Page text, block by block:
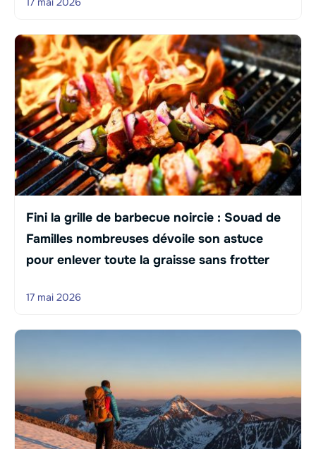
Fini la grille de barbecue noircie : Souad de
Familles nombreuses dévoile son astuce
pour enlever toute la graisse sans frotter
17 mai 2026